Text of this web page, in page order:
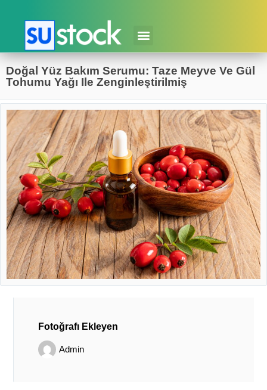
Doğal Yüz Bakım Serumu: Taze Meyve Ve Gül
Tohumu Yağı Ile Zenginleştirilmiş
Fotoğrafı Ekleyen
Admin